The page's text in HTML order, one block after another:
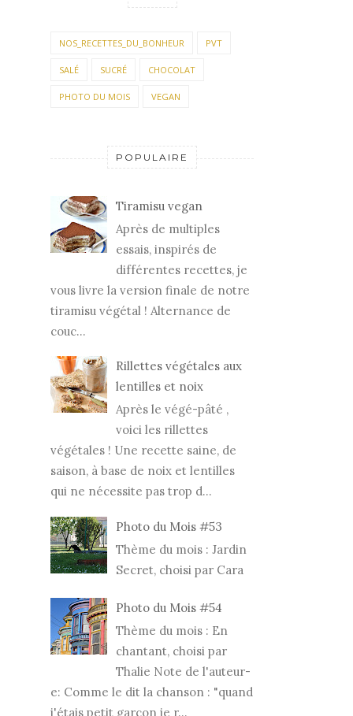
NOS_RECETTES_DU_BONHEUR PVT
SALÉ SUCRÉ CHOCOLAT
PHOTO DU MOIS VEGAN
POPULAIRE
Tiramisu vegan
Après de multiples
essais, inspirés de
différentes recettes, je
vous livre la version finale de notre
tiramisu végétal ! Alternance de
couc...
Rillettes végétales aux
lentilles et noix
Après le végé-pâté ,
voici les rillettes
végétales ! Une recette saine, de
saison, à base de noix et lentilles
qui ne nécessite pas trop d...
Photo du Mois #53
Thème du mois : Jardin
Secret, choisi par Cara
Photo du Mois #54
Thème du mois : En
chantant, choisi par
Thalie Note de l'auteur-
e: Comme le dit la chanson : "quand
j'étais petit garçon je r...